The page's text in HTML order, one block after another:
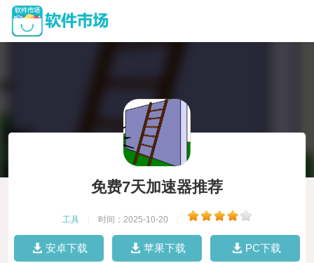
免费7天加速器推荐
工具 时间：2025-10-20
安卓下载 苹果下载 PC下载